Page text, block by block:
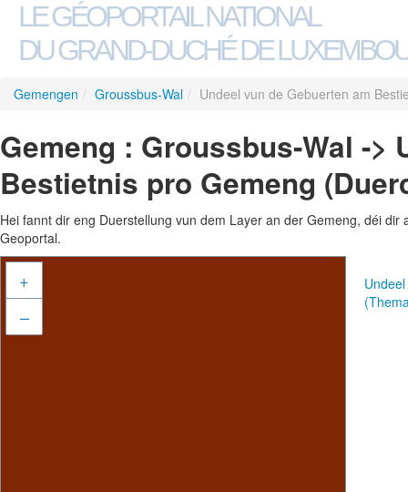
LE GÉOPORTAIL NATIONAL
DU GRAND-DUCHÉ DE
Gemengen / Groussbus-Wal / Undeel vun de Gebuerten am
Gemeng : Groussbus-Wal ->
Bestietnis pro Gemeng
Hei fannt dir eng Duerstellung vun dem Layer an der Gemeng, déi
Geoportal.
+
–